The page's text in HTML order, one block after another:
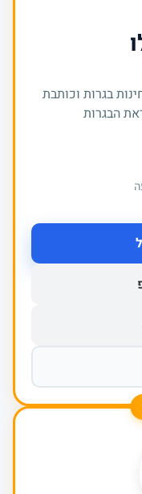
בגרות וכותבת
הבגרות